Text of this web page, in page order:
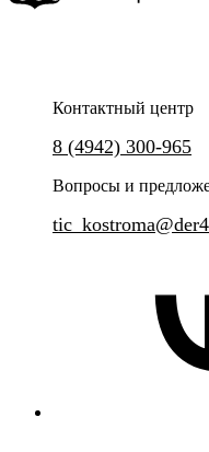
Увлекательные истории
города Костромы.
Контактный центр
8 (4942) 300-965
Вопросы и